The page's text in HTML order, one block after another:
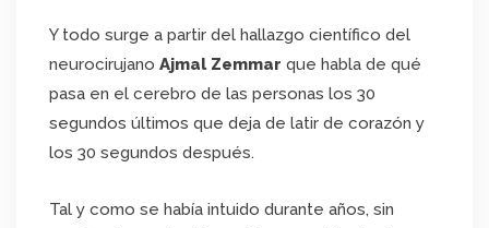
Y todo surge a partir del hallazgo científico del
neurocirujano Ajmal Zemmar que habla de qué
pasa en el cerebro de las personas los 30
segundos últimos que deja de latir de corazón y
los 30 segundos después.
Tal y como se había intuido durante años, sin